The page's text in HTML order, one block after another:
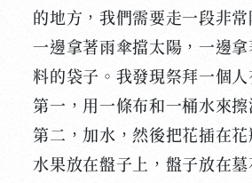
的地方，我們需要走一段非常
一邊拿著雨傘擋太陽，一邊
料的袋子。我發現祭拜一個人
第一，用一條布和一桶水來擦
第二，加水，然後把花插在
水果放在盤子上，盤子放在